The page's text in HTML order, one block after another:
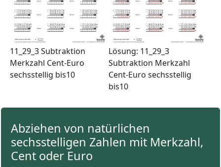
11_29_3 Subtraktion
Merkzahl Cent-Euro
sechsstellig bis10
Lösung: 11_29_3
Subtraktion Merkzahl
Cent-Euro sechsstellig
bis10
Abziehen von natürlichen
sechsstelligen Zahlen mit Merkzahl,
Cent oder Euro